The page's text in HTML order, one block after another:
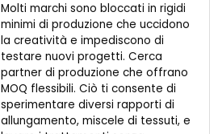
Molti marchi sono bloccati in rigidi
minimi di produzione che uccidono
la creatività e impediscono di
testare nuovi progetti. Cerca
partner di produzione che offrano
MOQ flessibili. Ciò ti consente di
sperimentare diversi rapporti di
allungamento, miscele di tessuti, e